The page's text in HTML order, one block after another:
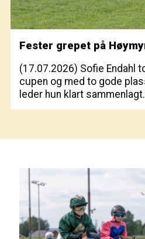
Fester grepet på
(17.07.2026) Sofie Endahl
cupen og med to gode
leder hun klart sammenlagt.